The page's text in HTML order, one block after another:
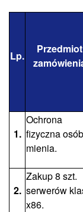
Lp.
Przedmiot
1.
Ochrona
fizyczna
mienia.
2.
Zakup 8 szt.
serwerów
x86.